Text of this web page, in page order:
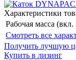
Характеристики
Рабочая масса
Cмотреть все
Получить лучшую
Купить в лизинг